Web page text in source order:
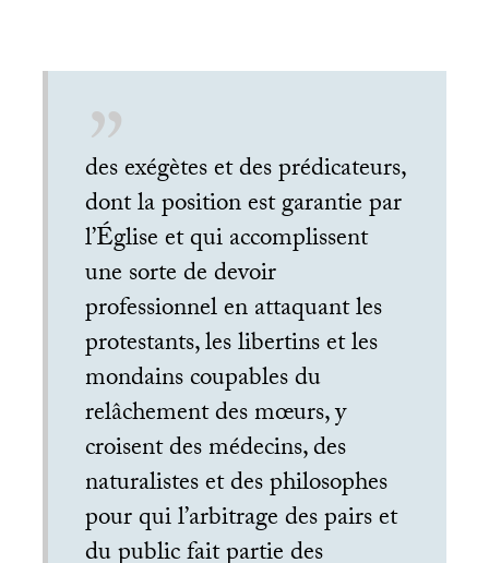
des exégètes et des prédicateurs,
dont la position est garantie par
l’Église et qui accomplissent
une sorte de devoir
professionnel en attaquant les
protestants, les libertins et les
mondains coupables du
relâchement des mœurs, y
croisent des médecins, des
naturalistes et des philosophes
pour qui l’arbitrage des pairs et